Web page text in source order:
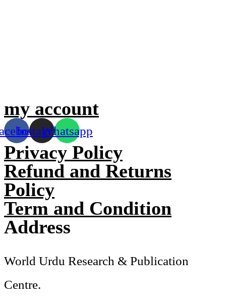
my account
InstagramWhatsapp
Privacy Policy
Refund and Returns
Policy
Term and Condition
Address
World Urdu Research & Publication
Centre.